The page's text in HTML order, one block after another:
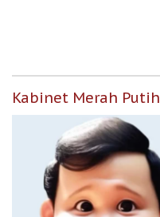
Kabinet Merah Putih